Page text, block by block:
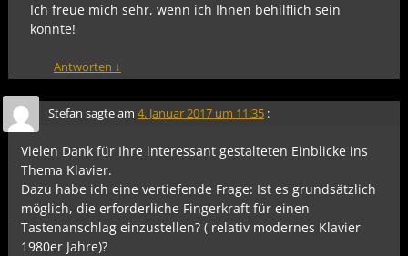
Ich freue mich sehr, wenn ich Ihnen behilflich sein
konnte!
Antworten ↓
Stefan sagte am 4. Januar 2017 um 11:35 :
Vielen Dank für Ihre interessant gestalteten Einblicke ins
Thema Klavier.
Dazu habe ich eine vertiefende Frage: Ist es grundsätzlich
möglich, die erforderliche Fingerkraft für einen
Tastenanschlag einzustellen? ( relativ modernes Klavier
1980er Jahre)?